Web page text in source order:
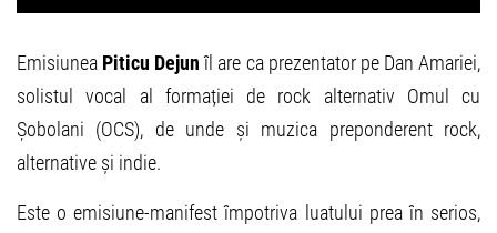
Emisiunea Piticu Dejunîl are ca prezentator pe Dan Amariei,
solistul vocal al formației de rock alternativ Omul cu
Șobolani (OCS), de unde și muzica preponderent rock,
alternative și indie.
Este o emisiune-manifest împotriva luatului prea în serios,